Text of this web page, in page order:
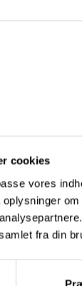
cookies
vores
fra din